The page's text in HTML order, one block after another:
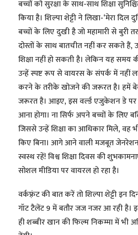
बच्चों को सुरक्षा के साथ-साथ शिक्षा
किया है। शिल्पा शेट्टी ने लिखा-‘मेरा दिल
बच्चों के लिए दुखी है जो महामारी से बुरी
दोस्तों के साथ बातचीत नहीं कर सकते हैं,
शिक्षा नहीं हो सकती है। लेकिन यह
उन्हें स्पष्ट रूप से वायरस के संपर्क में नहीं
करने के तरीके खोजने की जरूरत है। हमें
जरूरत है। आइए, इस वर्ल्ड एजुकेशन डे
आना होगा। ना सिर्फ अपने बच्चों के लिए
जिससे उन्हें शिक्षा का आधिकार मिले, वह
किए बिना। आगे आने वाली मजबूत
स्वस्थ रहें! विश्व शिक्षा दिवस की
सोशल मीडिया पर वायरल हो रहा है।
वर्कफ़्रंट की बात करें तो शिल्पा शेट्टी इन
गॉट टैलेंट 9 में बतौर जज नजर आ रही है।
ही शब्बीर खान की फिल्म निकम्मा में भी